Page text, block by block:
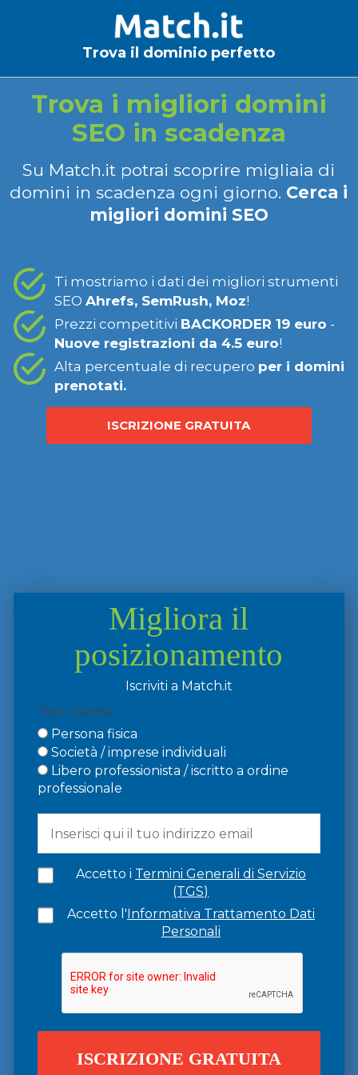
Trova il dominio perfetto
Trova i migliori domini
SEO in scadenza
Su Match.it potrai scoprire migliaia di
domini in scadenza ogni giorno. Cerca i
migliori domini SEO
Ti mostriamo i dati dei migliori strumenti
SEO Ahrefs, SemRush, Moz!
Prezzi competitivi BACKORDER 19 euro -
Nuove registrazioni da 4.5 euro!
Alta percentuale di recupero per i domini
prenotati.
ISCRIZIONE GRATUITA
Migliora il
posizionamento
Iscriviti a Match.it
Tipo utente
Persona fisica
Società / imprese individuali
Libero professionista / iscritto a ordine
professionale
Accetto i Termini Generali di Servizio
(TGS)
Accetto l'Informativa Trattamento Dati
Personali